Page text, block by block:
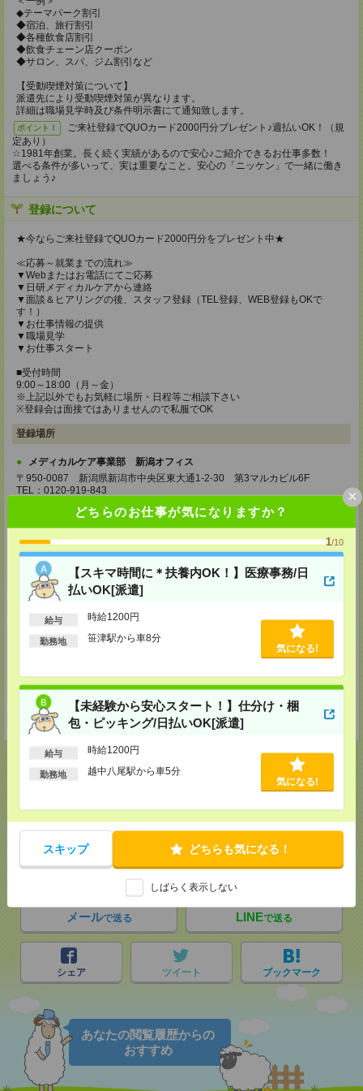
どちらのお仕事が気になりますか？
1/10
【スキマ時間に＊扶養内OK！】医療事務/日
払いOK[派遣]
給与 時給1200円
勤務地
笹津駅から車8分
気になる!
【未経験から安心スタート！】仕分け・梱
包・ピッキング/日払いOK[派遣]
給与 時給1200円
勤務地
越中八尾駅から車5分
気になる!
スキップ どちらも気になる！
しばらく表示しない
×
◆テーマパーク割引
◆宿泊、旅行割引
◆各種飲食店割引
◆飲食チェーン店クーポン
◆サロン、スパ、ジム割引など
【受動喫煙対策について】
派遣先により受動喫煙対策が異なります。
詳細は職場見学時及び条件明示書にて通知致します。
ポイント！
ご来社登録でQUOカード2000円分プレゼント♪週払いOK！（規
定あり）
☆1981年創業。長く続く実績があるので安心♪ご紹介できるお仕事多数！
選べる条件が多いって、実は重要なこと。安心の「ニッケン」で一緒に働き
ましょう♪
登録について
★今ならご来社登録でQUOカード2000円分をプレゼント中★
≪応募～就業までの流れ≫
▼Webまたはお電話にてご応募
▼日研メディカルケアから連絡
▼面談＆ヒアリングの後、スタッフ登録（TEL登録、WEB登録もOKで
す！）
▼お仕事情報の提供
▼職場見学
▼お仕事スタート
■受付時間
9:00～18:00（月～金）
※上記以外でもお気軽に場所・日程等ご相談下さい
※登録会は面接ではありませんので私服でOK
登録場所
メディカルケア事業部 新潟オフィス
〒950-0087 新潟県新潟市中央区東大通1-2-30 第3マルカビル6F
TEL：0120-919-843
担当：採用担当
メディカルケア事業部 金沢オフィス
石川県金沢市広岡1-2-26 AGS2 2F
TEL：0120-941-687
MAIL：tenshoku@nikken-ts.jp
担当：採用担当
メディカルケア事業部 松本オフィス
長野県松本市中央一丁目8番11号 セントラル松本中央ビル401号室
TEL：0120-936-218
登録交通費
★今ならご来社登録でQUOカード2000円分をプレゼント中★
応募ページへ
気になる！ 電話応募
メールで送る LINEで送る
シェア ツイート ブックマーク
あなたの閲覧履歴からの
おすすめ